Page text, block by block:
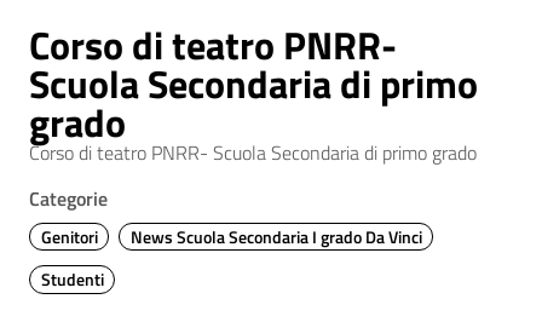
Corso di teatro PNRR-
Scuola Secondaria di primo
grado
Corso di teatro PNRR- Scuola Secondaria di primo grado
Categorie
Genitori
News Scuola Secondaria I grado Da Vinci
Studenti